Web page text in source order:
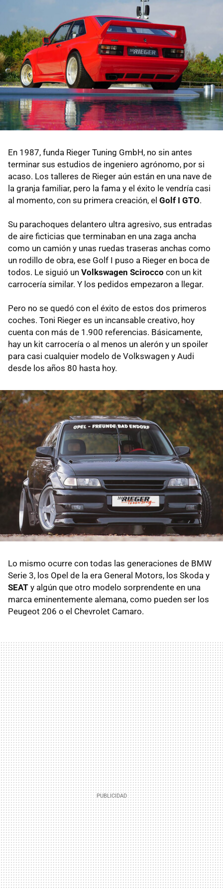
En 1987, funda Rieger Tuning GmbH, no sin antes
terminar sus estudios de ingeniero agrónomo, por si
acaso. Los talleres de Rieger aún están en una nave de
la granja familiar, pero la fama y el éxito le vendría casi
al momento, con su primera creación, el Golf I GTO.
Su parachoques delantero ultra agresivo, sus entradas
de aire ficticias que terminaban en una zaga ancha
como un camión y unas ruedas traseras anchas como
un rodillo de obra, ese Golf I puso a Rieger en boca de
todos. Le siguió un Volkswagen Scirocco con un kit
carrocería similar. Y los pedidos empezaron a llegar.
Pero no se quedó con el éxito de estos dos primeros
coches. Toni Rieger es un incansable creativo, hoy
cuenta con más de 1.900 referencias. Básicamente,
hay un kit carrocería o al menos un alerón y un spoiler
para casi cualquier modelo de Volkswagen y Audi
desde los años 80 hasta hoy.
Lo mismo ocurre con todas las generaciones de BMW
Serie 3, los Opel de la era General Motors, los Skoda y
SEAT y algún que otro modelo sorprendente en una
marca eminentemente alemana, como pueden ser los
Peugeot 206 o el Chevrolet Camaro.